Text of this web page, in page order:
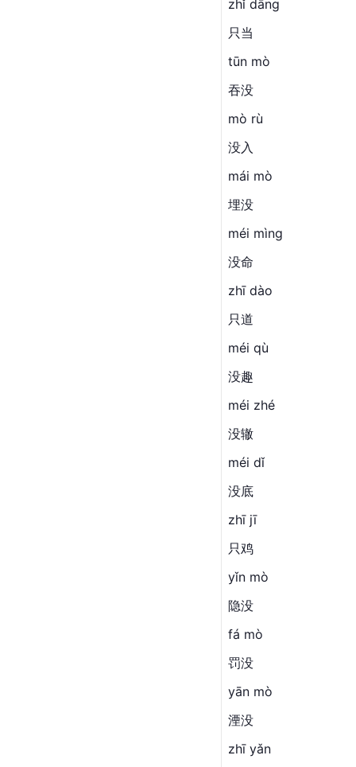
zhǐ dāng
只当
tūn mò
吞没
mò rù
没入
mái mò
埋没
méi mìng
没命
zhī dào
只道
méi qù
没趣
méi zhé
没辙
méi dǐ
没底
zhī jī
只鸡
yǐn mò
隐没
fá mò
罚没
yān mò
湮没
zhī yǎn